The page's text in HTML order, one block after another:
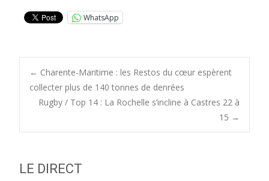
WhatsApp
Post
navigation
← Charente-Maritime : les Restos du cœur espèrent
collecter plus de 140 tonnes de denrées
Rugby / Top 14 : La Rochelle s’incline à Castres 22 à
15 →
LE DIRECT